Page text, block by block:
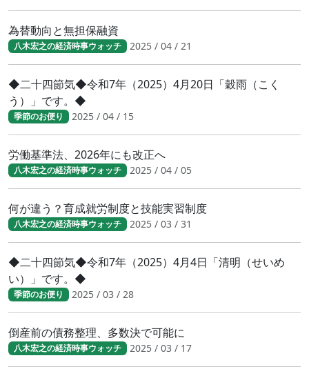
為替動向と無担保融資
八木宏之の経済時事ウォッチ 2025 / 04 / 21
◆二十四節気◆令和7年（2025）4月20日「穀雨（こく
う）」です。◆
季節のお便り 2025 / 04 / 15
労働基準法、2026年にも改正へ
八木宏之の経済時事ウォッチ 2025 / 04 / 05
何が違う？育成就労制度と技能実習制度
八木宏之の経済時事ウォッチ 2025 / 03 / 31
◆二十四節気◆令和7年（2025）4月4日「清明（せいめ
い）」です。◆
季節のお便り 2025 / 03 / 28
倒産前の債務整理、多数決で可能に
八木宏之の経済時事ウォッチ 2025 / 03 / 17